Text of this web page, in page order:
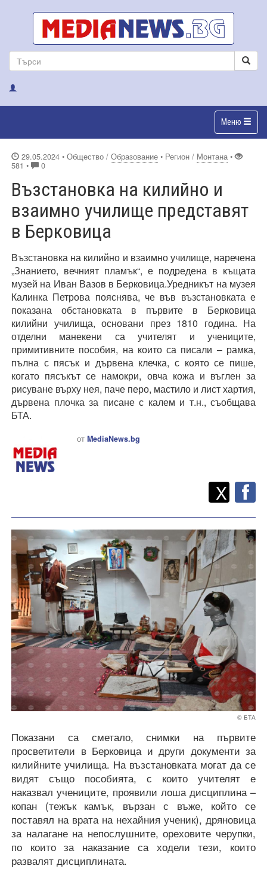
Меню
29.05.2024 • Общество / Образование • Регион / Монтана •
581 •
0
Възстановка на килийно и
взаимно училище представят
в Берковица
Възстановка на килийно и взаимно училище, наречена
„Знанието, вечният пламък“, е подредена в къщата
музей на Иван Вазов в Берковица.Уредникът на музея
Калинка Петрова пояснява, че във възстановката е
показана обстановката в първите в Берковица
килийни училища, основани през 1810 година. На
отделни манекени са учителят и учениците,
примитивните пособия, на които са писали – рамка,
пълна с пясък и дървена клечка, с която се пише,
когато пясъкът се намокри, овча кожа и въглен за
рисуване върху нея, паче перо, мастило и лист хартия,
дървена плочка за писане с калем и т.н., съобщава
БТА.
от MediaNews.bg
Споделете
X
© БТА
Показани са сметало, снимки на първите
просветители в Берковица и други документи за
килийните училища. На възстановката могат да се
видят също пособията, с които учителят е
наказвал учениците, проявили лоша дисциплина –
копан (тежък камък, вързан с въже, който се
поставял на врата на нехайния ученик), дряновица
за налагане на непослушните, ореховите черупки,
по които за наказание са ходели тези, които
развалят дисциплината.